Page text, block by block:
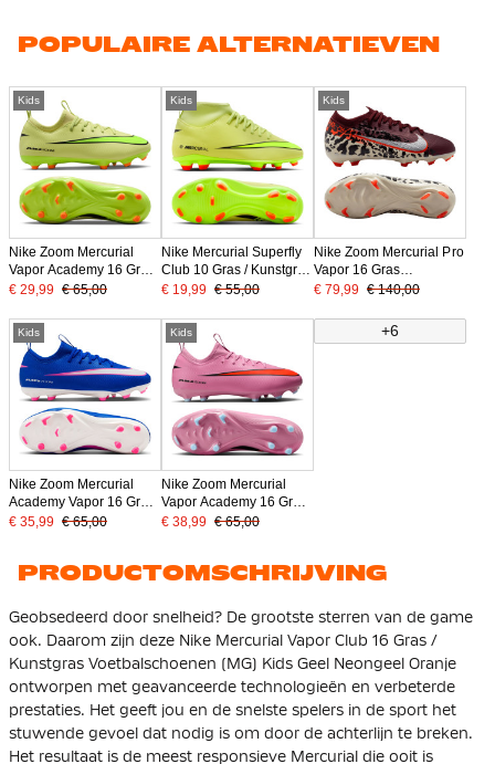
POPULAIRE ALTERNATIEVEN
Kids
Nike Zoom Mercurial
Vapor Academy 16 Gras
/ Kunstgras
Kids Geel Neongeel
Oranje
€ 29,99 € 65,00
Kids
Nike Mercurial Superfly
Club 10 Gras / Kunstgras
Voetbalschoenen (MG)
Oranje
€ 19,99 € 55,00
Kids
Nike Zoom Mercurial Pro
Vapor 16 Gras
Voetbalschoenen (FG)
Zilver Oranje
€ 79,99 € 140,00
Kids
Nike Zoom Mercurial
Academy Vapor 16 Gras
/ Kunstgras
€ 35,99 € 65,00
Kids
Nike Zoom Mercurial
Vapor Academy 16 Gras
/ Kunstgras
Lichtblauw
€ 38,99 € 65,00
+6
PRODUCTOMSCHRIJVING
Geobsedeerd door snelheid? De grootste sterren van de game
ook. Daarom zijn deze Nike Mercurial Vapor Club 16 Gras /
Kunstgras Voetbalschoenen (MG) Kids Geel Neongeel Oranje
ontworpen met geavanceerde technologieën en verbeterde
prestaties. Het geeft jou en de snelste spelers in de sport het
stuwende gevoel dat nodig is om door de achterlijn te breken.
Het resultaat is de meest responsieve Mercurial die ooit is